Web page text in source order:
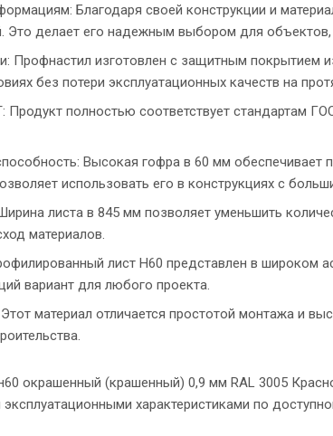
Благодаря своей конструкции и
делает его надежным выбором для объектов,
Профнастил изготовлен с защитным покрытием
без потери эксплуатационных качеств на
Продукт полностью соответствует стандартам
Высокая гофра в 60 мм обеспечивает
использовать его в конструкциях с
листа в 845 мм позволяет уменьшить
материалов.
лист Н60 представлен в широком
вариант для любого проекта.
материал отличается простотой монтажа и
окрашенный (крашенный) 0,9 мм RAL 3005
характеристиками по